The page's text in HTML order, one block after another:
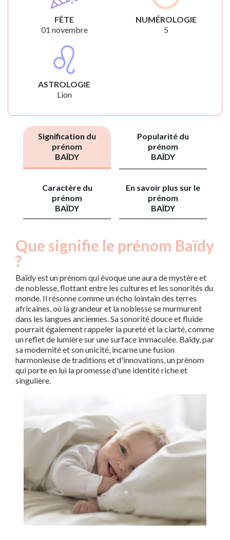
FÊTE
01 novembre
NUMÉROLOGIE
5
ASTROLOGIE
Lion
Signification du
prénom
BAÏDY
Popularité du
prénom
BAÏDY
Caractère du
prénom
BAÏDY
En savoir plus sur le
prénom
BAÏDY
Que signifie le prénom Baïdy
?
Baïdy est un prénom qui évoque une aura de mystère et
de noblesse, flottant entre les cultures et les sonorités du
monde. Il résonne comme un écho lointain des terres
africaines, où la grandeur et la noblesse se murmurent
dans les langues anciennes. Sa sonorité douce et fluide
pourrait également rappeler la pureté et la clarté, comme
un reflet de lumière sur une surface immaculée. Baïdy, par
sa modernité et son unicité, incarne une fusion
harmonieuse de traditions et d'innovations, un prénom
qui porte en lui la promesse d'une identité riche et
singulière.